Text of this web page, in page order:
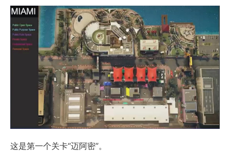
这是第一个关卡“迈阿密”。